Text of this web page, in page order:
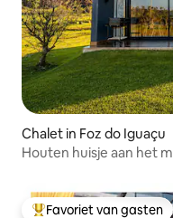
Chalet in Foz do Iguaçu
Houten huisje aan het
Favoriet van gasten